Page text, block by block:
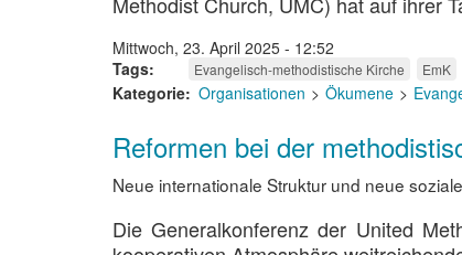
Mittwoch, 23. April 2025 - 12:52
Tags
Evangelisch-methodistische Kirche EmK
Kategorie Organisationen Ökumene
Reformen bei der
Neue internationale Struktur und neue
Die Generalkonferenz der United